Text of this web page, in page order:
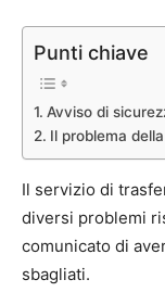
Punti chiave
Avviso di
Il problema
Il servizio di
diversi problemi
comunicato di
sbagliati.